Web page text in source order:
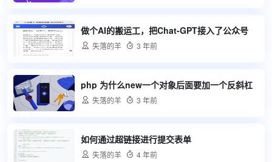
做个AI的搬运工，把Chat-GPT接入了公众号
 失落的羊  3 年前
php 为什么new一个对象后面要加一个反斜杠
 失落的羊  3 年前
如何通过超链接进行提交表单
 失落的羊  4 年前